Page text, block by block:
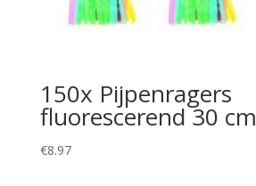
150x Pijpenragers
fluorescerend 30 cm
€8.97